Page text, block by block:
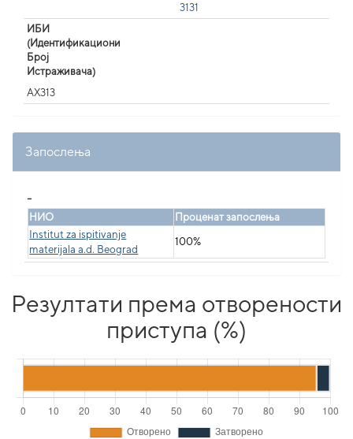
3131
ИБИ
(Идентификациони
Број
Истраживача)
AX313
Запослења
НИО
Проценат запослења
Institut za ispitivanje
materijala a.d. Beograd
100%
Резултати према отворености
приступа (%)